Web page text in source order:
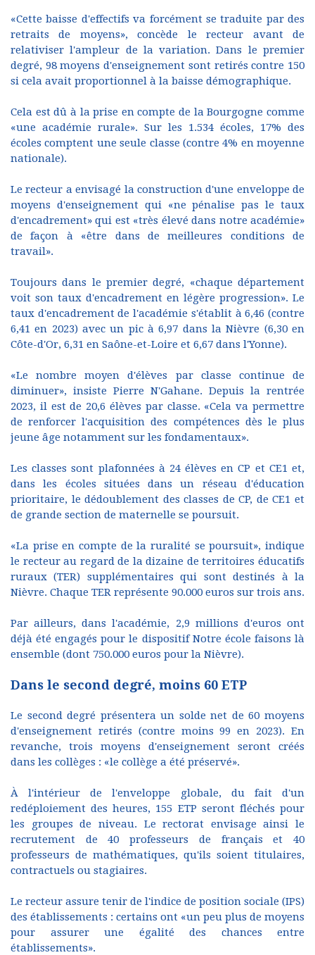
«Cette baisse d'effectifs va forcément se traduite par des
retraits de moyens», concède le recteur avant de
relativiser l'ampleur de la variation. Dans le premier
degré, 98 moyens d'enseignement sont retirés contre 150
si cela avait proportionnel à la baisse démographique.
Cela est dû à la prise en compte de la Bourgogne comme
«une académie rurale». Sur les 1.534 écoles, 17% des
écoles comptent une seule classe (contre 4% en moyenne
nationale).
Le recteur a envisagé la construction d'une enveloppe de
moyens d'enseignement qui «ne pénalise pas le taux
d'encadrement» qui est «très élevé dans notre académie»
de façon à «être dans de meilleures conditions de
travail».
Toujours dans le premier degré, «chaque département
voit son taux d'encadrement en légère progression». Le
taux d'encadrement de l'académie s'établit à 6,46 (contre
6,41 en 2023) avec un pic à 6,97 dans la Nièvre (6,30 en
Côte-d'Or, 6,31 en Saône-et-Loire et 6,67 dans l'Yonne).
«Le nombre moyen d'élèves par classe continue de
diminuer», insiste Pierre N'Gahane. Depuis la rentrée
2023, il est de 20,6 élèves par classe. «Cela va permettre
de renforcer l'acquisition des compétences dès le plus
jeune âge notamment sur les fondamentaux».
Les classes sont plafonnées à 24 élèves en CP et CE1 et,
dans les écoles situées dans un réseau d'éducation
prioritaire, le dédoublement des classes de CP, de CE1 et
de grande section de maternelle se poursuit.
«La prise en compte de la ruralité se poursuit», indique
le recteur au regard de la dizaine de territoires éducatifs
ruraux (TER) supplémentaires qui sont destinés à la
Nièvre. Chaque TER représente 90.000 euros sur trois ans.
Par ailleurs, dans l'académie, 2,9 millions d'euros ont
déjà été engagés pour le dispositif Notre école faisons là
ensemble (dont 750.000 euros pour la Nièvre).
Dans le second degré, moins 60 ETP
Le second degré présentera un solde net de 60 moyens
d'enseignement retirés (contre moins 99 en 2023). En
revanche, trois moyens d'enseignement seront créés
dans les collèges : «le collège a été préservé».
À l'intérieur de l'enveloppe globale, du fait d'un
redéploiement des heures, 155 ETP seront fléchés pour
les groupes de niveau. Le rectorat envisage ainsi le
recrutement de 40 professeurs de français et 40
professeurs de mathématiques, qu'ils soient titulaires,
contractuels ou stagiaires.
Le recteur assure tenir de l'indice de position sociale (IPS)
des établissements : certains ont «un peu plus de moyens
pour assurer une égalité des chances entre
établissements».